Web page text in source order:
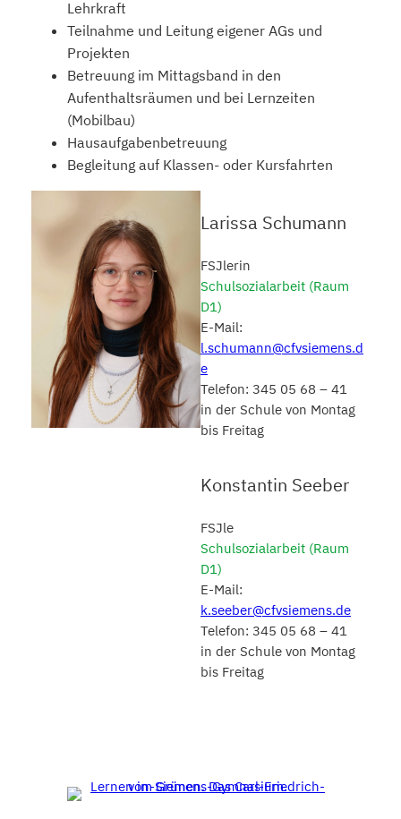
Lehrkraft
Teilnahme und Leitung eigener AGs und
Projekten
Betreuung im Mittagsband in den
Aufenthaltsräumen und bei Lernzeiten
(Mobilbau)
Hausaufgabenbetreuung
Begleitung auf Klassen- oder Kursfahrten
Larissa Schumann
FSJlerin
Schulsozialarbeit (Raum
D1)
E-Mail:
l.schumann@cfvsiemens.d
e
Telefon: 345 05 68 – 41
in der Schule von Montag
bis Freitag
Konstantin Seeber
FSJle
Schulsozialarbeit (Raum
D1)
E-Mail:
k.seeber@cfvsiemens.de
Telefon: 345 05 68 – 41
in der Schule von Montag
bis Freitag